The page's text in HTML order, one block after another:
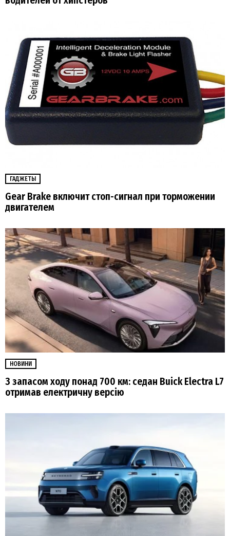
ГАДЖЕТЫ
Gear Brake включит стоп-сигнал при торможении
двигателем
НОВИНИ
З запасом ходу понад 700 км: седан Buick Electra L7
отримав електричну версію